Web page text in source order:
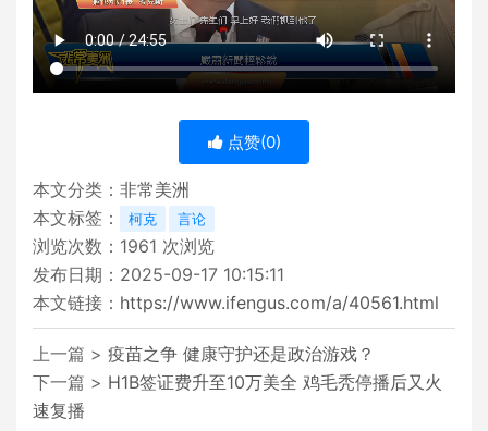
点赞(0)
本文分类： 非常美洲
本文标签：
柯克 言论
浏览次数： 1961 次浏览
发布日期：2025-09-17 10:15:11
本文链接： https://www.ifengus.com/a/40561.html
上一篇 > 疫苗之争 健康守护还是政治游戏？
下一篇 > H1B签证费升至10万美全 鸡毛秃停播后又火
速复播